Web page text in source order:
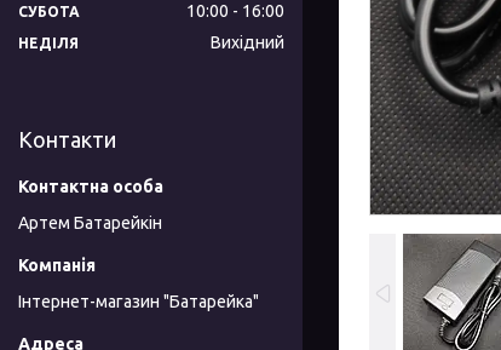
СУБОТА 10:00 16:00
НЕДІЛЯ Вихідний
Контакти
Артем Батарейкін
Інтернет-магазин "Батарейка"